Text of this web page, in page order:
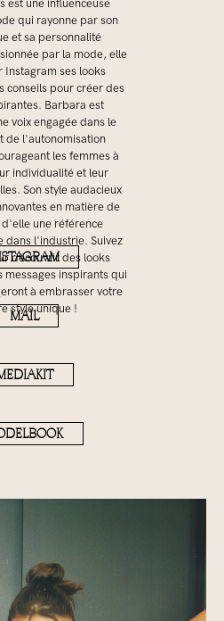
est une influenceuse
qui rayonne par son
et sa personnalité
par la mode, elle
Instagram ses looks
conseils pour créer des
Barbara est
voix engagée dans le
de l'autonomisation
les femmes à
individualité et leur
Son style audacieux
en matière de
une référence
dans l'industrie. Suivez
découvrir des looks
messages inspirants qui
à embrasser votre
style unique !
MAIL